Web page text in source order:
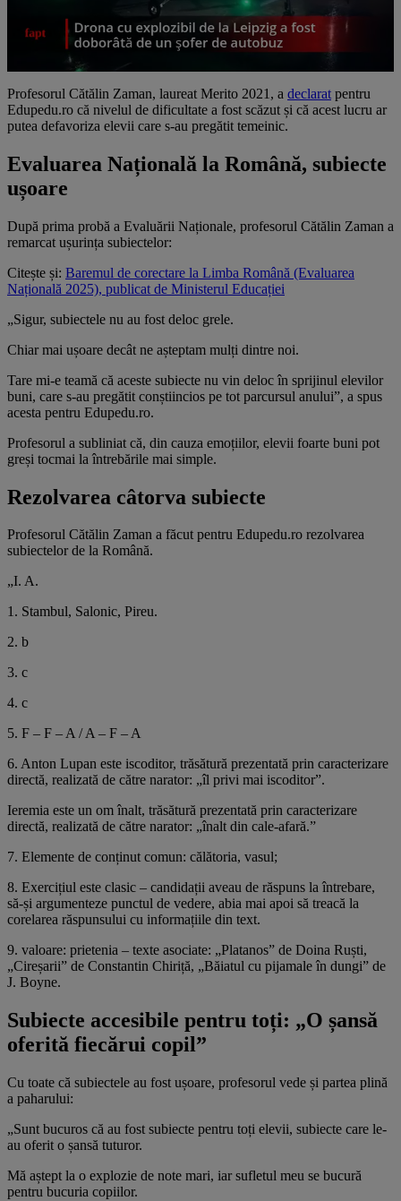
Profesorul Cătălin Zaman, laureat Merito 2021, a declarat pentru
Edupedu.ro că nivelul de dificultate a fost scăzut și că acest lucru ar
putea defavoriza elevii care s-au pregătit temeinic.
Evaluarea Națională la Română, subiecte
ușoare
După prima probă a Evaluării Naționale, profesorul Cătălin Zaman a
remarcat ușurința subiectelor:
Citește și: Baremul de corectare la Limba Română (Evaluarea
Națională 2025), publicat de Ministerul Educației
„Sigur, subiectele nu au fost deloc grele.
Chiar mai ușoare decât ne așteptam mulți dintre noi.
Tare mi-e teamă că aceste subiecte nu vin deloc în sprijinul elevilor
buni, care s-au pregătit conștiincios pe tot parcursul anului”, a spus
acesta pentru Edupedu.ro.
Profesorul a subliniat că, din cauza emoțiilor, elevii foarte buni pot
greși tocmai la întrebările mai simple.
Rezolvarea câtorva subiecte
Profesorul Cătălin Zaman a făcut pentru Edupedu.ro rezolvarea
subiectelor de la Română.
„I. A.
1. Stambul, Salonic, Pireu.
2. b
3. c
4. c
5. F – F – A / A – F – A
6. Anton Lupan este iscoditor, trăsătură prezentată prin caracterizare
directă, realizată de către narator: „îl privi mai iscoditor”.
Ieremia este un om înalt, trăsătură prezentată prin caracterizare
directă, realizată de către narator: „înalt din cale-afară.”
7. Elemente de conținut comun: călătoria, vasul;
8. Exercițiul este clasic – candidații aveau de răspuns la întrebare,
să-și argumenteze punctul de vedere, abia mai apoi să treacă la
corelarea răspunsului cu informațiile din text.
9. valoare: prietenia – texte asociate: „Platanos” de Doina Ruști,
„Cireșarii” de Constantin Chiriță, „Băiatul cu pijamale în dungi” de
J. Boyne.
Subiecte accesibile pentru toți: „O șansă
oferită fiecărui copil”
Cu toate că subiectele au fost ușoare, profesorul vede și partea plină
a paharului:
„Sunt bucuros că au fost subiecte pentru toți elevii, subiecte care le-
au oferit o șansă tuturor.
Mă aștept la o explozie de note mari, iar sufletul meu se bucură
pentru bucuria copiilor.